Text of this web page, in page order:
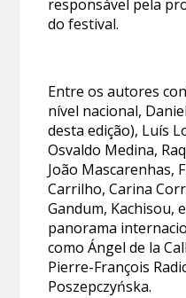
responsável pela
do festival.
Entre os autores
nível nacional,
desta edição), Luís
Osvaldo Medina,
João Mascarenhas,
Carrilho, Carina
Gandum, Kachisou,
panorama
como Ángel de la
Pierre-François
Poszepczyńska.